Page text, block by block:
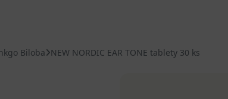
Biloba NEW NORDIC EAR TONE tablety 30 ks